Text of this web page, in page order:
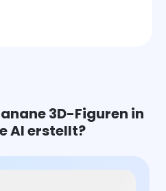
3D-Figuren in
AI erstellt?